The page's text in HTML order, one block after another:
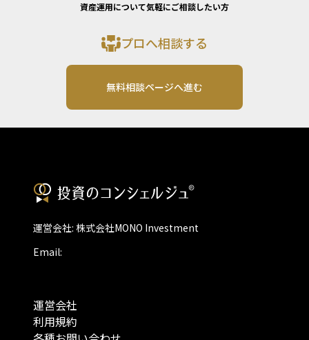
資産運用について気軽にご相談したい方
プロへ相談する
無料相談ページへ進む
運営会社: 株式会社MONO Investment
Email:
運営会社
利用規約